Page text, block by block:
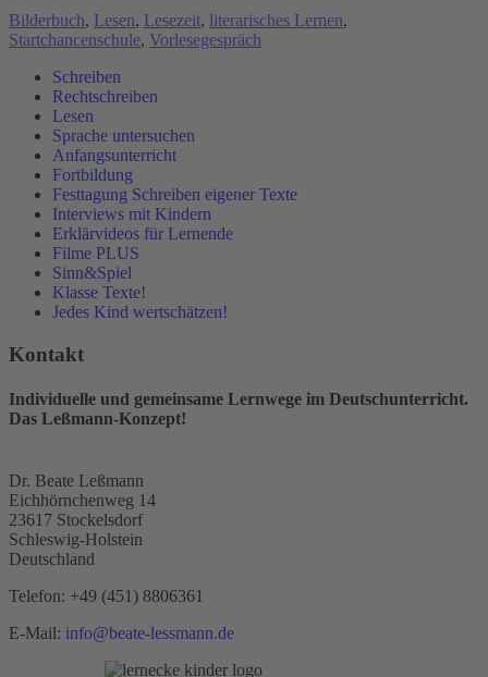
Management Platform &eRecht24
Bilderbuch, Lesen, Lesezeit, literarisches Lernen,
Startchancenschule, Vorlesegespräch
Schreiben
Rechtschreiben
Lesen
Sprache untersuchen
Anfangsunterricht
Fortbildung
Festtagung Schreiben eigener Texte
Interviews mit Kindern
Erklärvideos für Lernende
Filme PLUS
Sinn&Spiel
Klasse Texte!
Jedes Kind wertschätzen!
Kontakt
Individuelle und gemeinsame Lernwege im Deutschunterricht.
Das Leßmann-Konzept!
Dr. Beate Leßmann
Eichhörnchenweg 14
23617 Stockelsdorf
Schleswig-Holstein
Deutschland
Telefon: +49 (451) 8806361
E-Mail: info@beate-lessmann.de